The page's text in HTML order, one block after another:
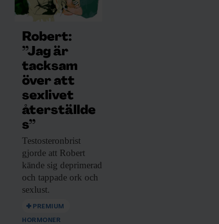
Robert:
”Jag är
tacksam
över att
sexlivet
återställde
s”
Testosteronbrist
gjorde att Robert
kände sig deprimerad
och tappade ork och
sexlust.
PREMIUM
HORMONER